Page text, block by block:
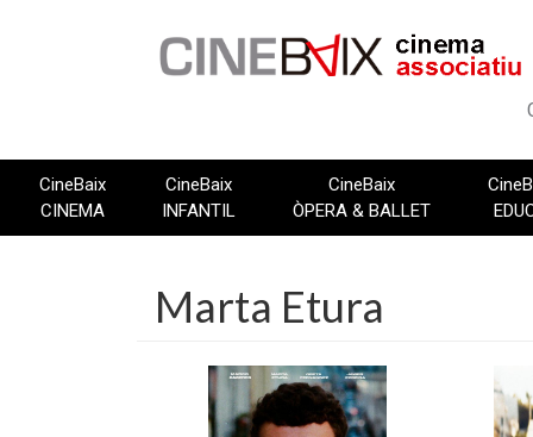
CineBaix
CINEMA
CineBaix
INFANTIL
CineBaix
ÒPERA & BALLET
Marta Etura